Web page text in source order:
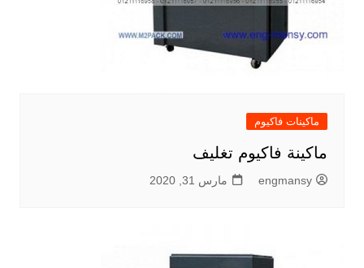
ماكينات فاكيوم
ماكينة فاكيوم تغليف
engmansy مارس 31, 2020